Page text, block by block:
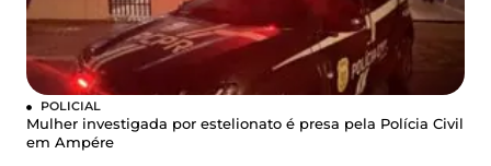
POLICIAL
Mulher investigada por estelionato é presa pela Polícia Civil
em Ampére